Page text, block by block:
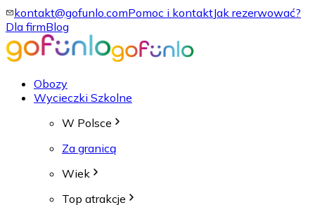
kontakt@gofunlo.comPomoc i kontaktJak rezerwować?
Dla firmBlog
Obozy
Wycieczki Szkolne
W Polsce
Za granicą
Wiek
Top atrakcje